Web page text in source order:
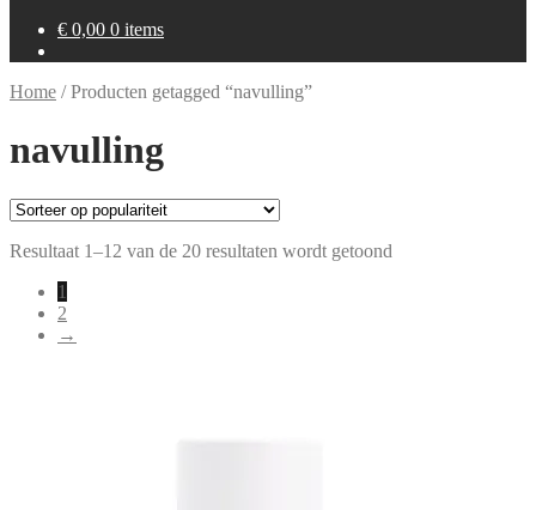
€ 0,00 0 items
Home /Producten getagged “navulling”
navulling
Resultaat 1–12 van de 20 resultaten wordt getoond
1
2
→